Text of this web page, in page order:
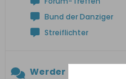
Bund der Danziger
Streiflichter
Werder (zwischen